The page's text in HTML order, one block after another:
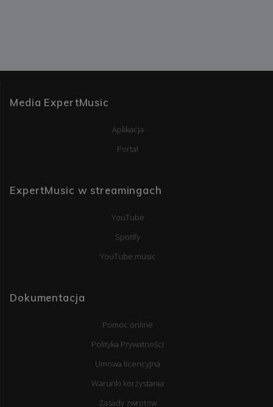
Media ExpertMusic
Aplikacja
Portal
ExpertMusic w streamingach
YouTube
Spotify
YouTube music
Dokumentacja
Pomoc online
Polityka Prywatności
Umowa licencyjna
Warunki korzystania
Zasady zwrotow